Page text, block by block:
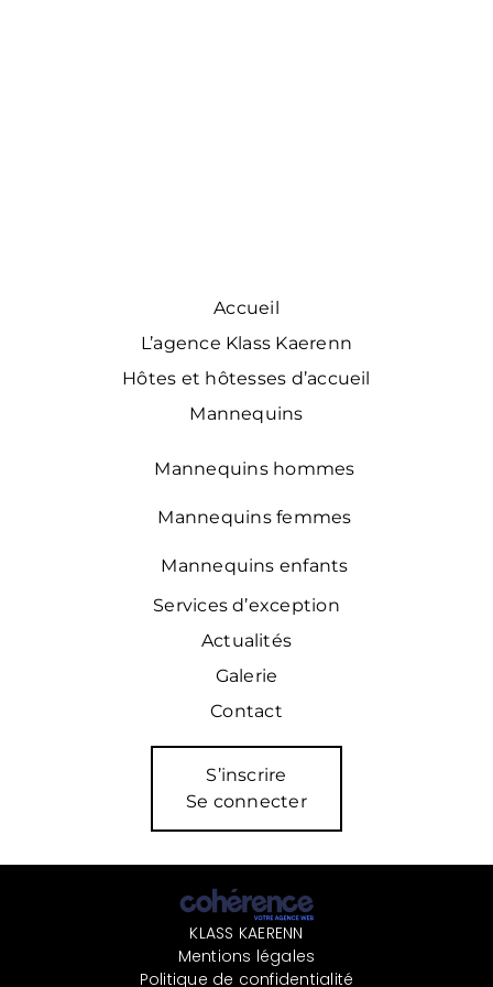
Accueil
L’agence Klass Kaerenn
Hôtes et hôtesses d’accueil
Mannequins
Mannequins hommes
Mannequins femmes
Mannequins enfants
Services d’exception
Actualités
Galerie
Contact
S’inscrire
Se connecter
KLASS KAERENN
Mentions légales
Politique de confidentialité